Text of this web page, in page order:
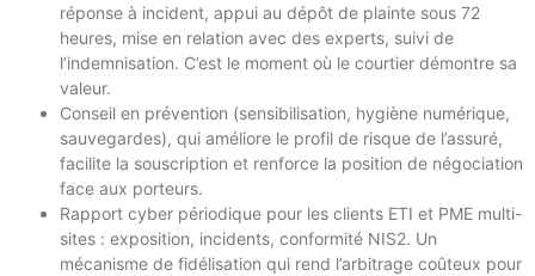
réponse à incident, appui au dépôt de plainte sous 72
heures, mise en relation avec des experts, suivi de
l’indemnisation. C’est le moment où le courtier démontre sa
valeur.
Conseil en prévention (sensibilisation, hygiène numérique,
sauvegardes), qui améliore le profil de risque de l’assuré,
facilite la souscription et renforce la position de négociation
face aux porteurs.
Rapport cyber périodique pour les clients ETI et PME multi-
sites : exposition, incidents, conformité NIS2. Un
mécanisme de fidélisation qui rend l’arbitrage coûteux pour